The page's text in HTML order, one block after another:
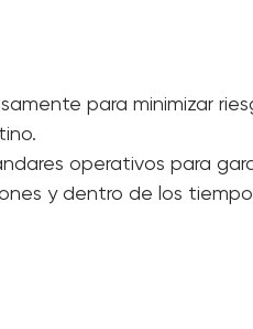
para minimizar